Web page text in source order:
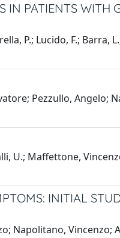
IN PATIENTS WITH
P.; Lucido, F.; Barra,
Pezzullo, Angelo;
U.; Maffettone,
INITIAL
Napolitano, Vincenzo;